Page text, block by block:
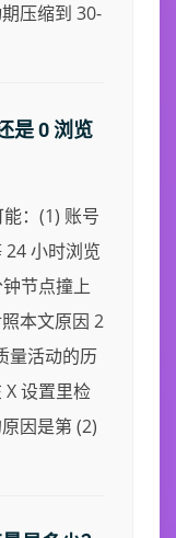
压缩到 30-
是 0 浏览
：(1) 账号
小时浏览
节点撞上
本文原因 2
量活动的历
设置里检
因是第 (2)